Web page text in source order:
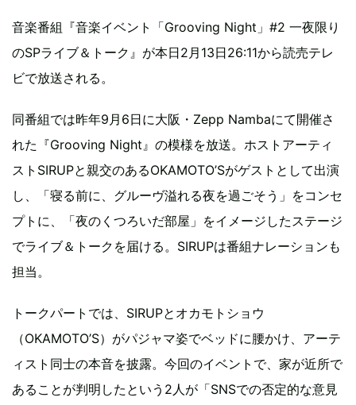
音楽番組『音楽イベント「Grooving Night」#2 一夜限り
のSPライブ＆トーク』が本日2月13日26:11から読売テレ
ビで放送される。
同番組では昨年9月6日に大阪・Zepp Nambaにて開催さ
れた『Grooving Night』の模様を放送。ホストアーティ
ストSIRUPと親交のあるOKAMOTO’Sがゲストとして出演
し、「寝る前に、グルーヴ溢れる夜を過ごそう」をコンセ
プトに、「夜のくつろいだ部屋」をイメージしたステージ
でライブ＆トークを届ける。SIRUPは番組ナレーションも
担当。
トークパートでは、SIRUPとオカモトショウ
（OKAMOTO’S）がパジャマ姿でベッドに腰かけ、アーテ
ィスト同士の本音を披露。今回のイベントで、家が近所で
あることが判明したという2人が「SNSでの否定的な意見